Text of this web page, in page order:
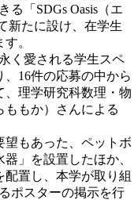
る「SDGs Oasis（エ
新たに設け、在学生
。
く愛される学生スペ
16件の応募の中から
理学研究科数理・物
もか）さんによる
もあった、ペットボ
」を設置したほか、
置し、本学が取り組
ポスターの掲示を行